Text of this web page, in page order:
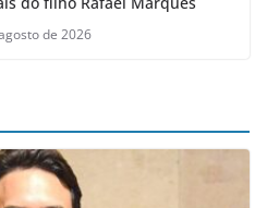
de 2026